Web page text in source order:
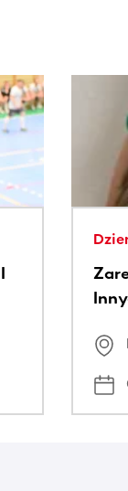
Użyj